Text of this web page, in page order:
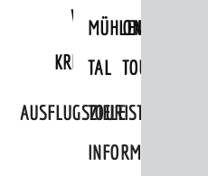
WEINHEIM
KRIEGERDENKMAL
MÜHLEN-
TAL
ON
TOUR
AUSFLUGSZIELE
TOURIST
INFORMATION